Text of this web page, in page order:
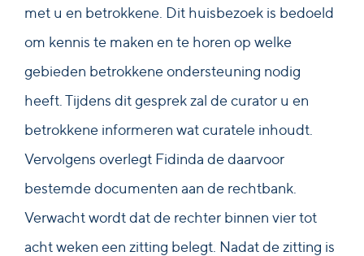
met u en betrokkene. Dit huisbezoek is bedoeld
om kennis te maken en te horen op welke
gebieden betrokkene ondersteuning nodig
heeft. Tijdens dit gesprek zal de curator u en
betrokkene informeren wat curatele inhoudt.
Vervolgens overlegt Fidinda de daarvoor
bestemde documenten aan de rechtbank.
Verwacht wordt dat de rechter binnen vier tot
acht weken een zitting belegt. Nadat de zitting is